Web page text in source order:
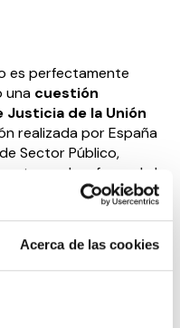
Acerca de las cookies
es perfectamente
una cuestión
de la Unión
realizada por España
Sector Público,
y solo a favor de la
Derecho de la Unión
de contratación
mutuo,
.